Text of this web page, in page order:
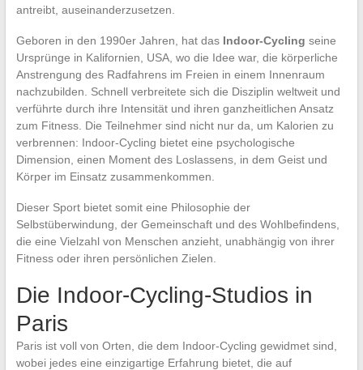
antreibt, auseinanderzusetzen.
Geboren in den 1990er Jahren, hat das Indoor-Cycling seine
Ursprünge in Kalifornien, USA, wo die Idee war, die körperliche
Anstrengung des Radfahrens im Freien in einem Innenraum
nachzubilden. Schnell verbreitete sich die Disziplin weltweit und
verführte durch ihre Intensität und ihren ganzheitlichen Ansatz
zum Fitness. Die Teilnehmer sind nicht nur da, um Kalorien zu
verbrennen: Indoor-Cycling bietet eine psychologische
Dimension, einen Moment des Loslassens, in dem Geist und
Körper im Einsatz zusammenkommen.
Dieser Sport bietet somit eine Philosophie der
Selbstüberwindung, der Gemeinschaft und des Wohlbefindens,
die eine Vielzahl von Menschen anzieht, unabhängig von ihrer
Fitness oder ihren persönlichen Zielen.
Die Indoor-Cycling-Studios in
Paris
Paris ist voll von Orten, die dem Indoor-Cycling gewidmet sind,
wobei jedes eine einzigartige Erfahrung bietet, die auf